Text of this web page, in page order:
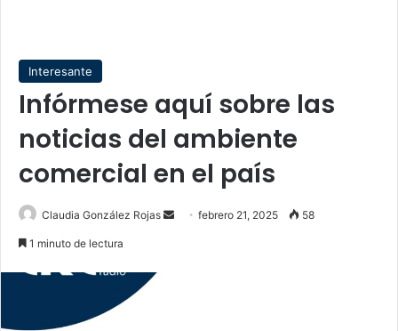
Interesante
Infórmese aquí sobre las
noticias del ambiente
comercial en el país
Claudia González Rojas
Sendfebrero 21, 2025 58
1 minuto de lectura